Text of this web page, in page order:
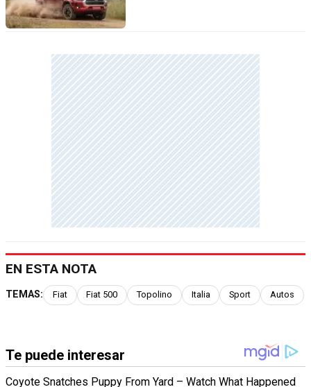
EN ESTA NOTA
TEMAS: Fiat Fiat 500 Topolino Italia Sport Autos